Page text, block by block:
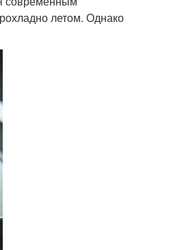
летом. Однако